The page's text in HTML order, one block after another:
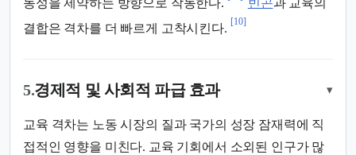
동성을 제약하는 방향으로 작동한다. 빈곤과 교육의
결합은 격차를 더 빠르게 고착시킨다.
[10]
5.경제적 및 사회적 파급 효과 ▾
교육 격차는 노동 시장의 질과 국가의 성장 잠재력에 직
접적인 영향을 미친다. 교육 기회에서 소외된 인구가 많